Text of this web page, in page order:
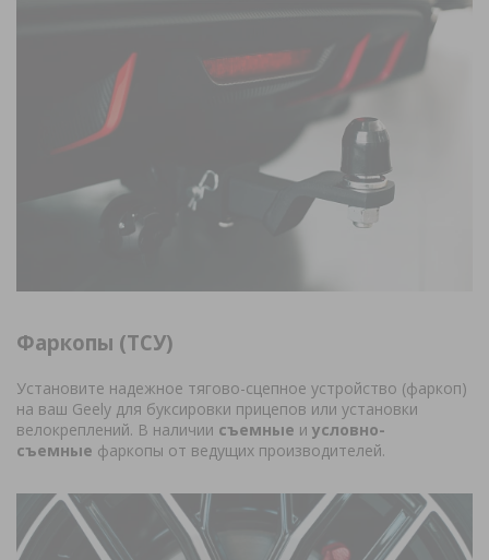
Фаркопы (ТСУ)
Установите надежное тягово-сцепное устройство (фаркоп)
на ваш Geely для буксировки прицепов или установки
велокреплений. В наличии съемные и условно-
съемные фаркопы от ведущих производителей.